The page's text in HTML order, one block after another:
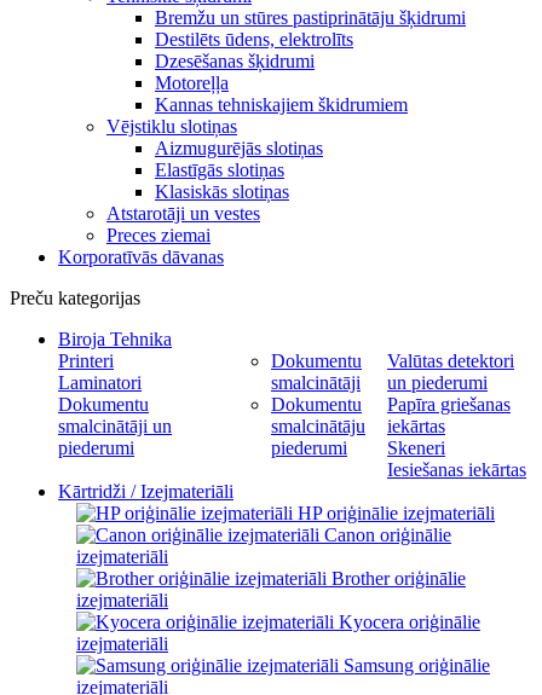
Bremžu un stūres pastiprinātāju šķidrumi
Destilēts ūdens, elektrolīts
Dzesēšanas šķidrumi
Motoreļļa
Kannas tehniskajiem škidrumiem
Vējstiklu slotiņas
Aizmugurējās slotiņas
Elastīgās slotiņas
Klasiskās slotiņas
Atstarotāji un vestes
Preces ziemai
Korporatīvās dāvanas
Preču kategorijas
Biroja Tehnika
Printeri
Laminatori
Dokumentu
smalcinātāji un
piederumi
Dokumentu
smalcinātāji
Dokumentu
smalcinātāju
piederumi
Valūtas detektori
un piederumi
Papīra griešanas
iekārtas
Skeneri
Iesiešanas iekārtas
Kārtridži / Izejmateriāli
HP oriģinālie izejmateriāli
Canon oriģinālie
izejmateriāli
Brother oriģinālie
izejmateriāli
Kyocera oriģinālie
izejmateriāli
Samsung oriģinālie
izejmateriāli